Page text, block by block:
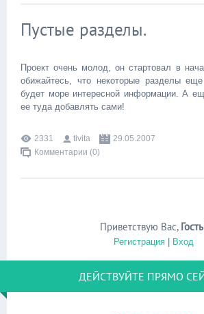
Пустые разделы.
Проект очень молод, он стартовал в
обижайтесь, что некоторые разделы
будет море интересной информации. А
ее туда добавлять сами!
2331 tivita
29.05.2007
Комментарии (0)
Приветствую Вас, Гость
Регистрация| Вход
ДЕЙСТВУЙТЕ ПРЯМО